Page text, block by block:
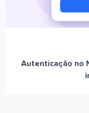
Autenticação no